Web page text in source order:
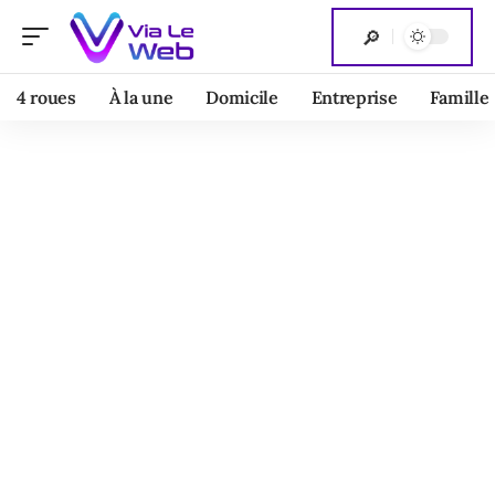
4 roues À la une Domicile Entreprise Famille